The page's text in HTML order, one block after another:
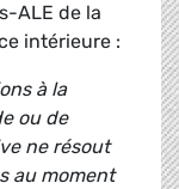
ALE de la
intérieure :
à la
ou de
ne résout
au moment